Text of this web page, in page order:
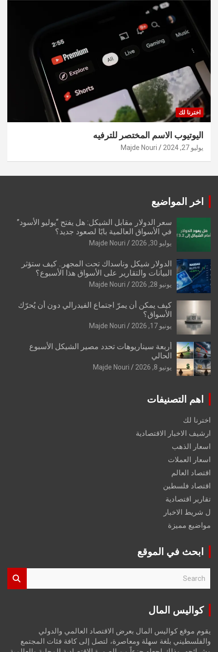
اخترنا لك
اليوتيوب الاسم المختصر للترفيه
يوليو 27, 2024 Majde Nouri
اخر المواضيع
سعر الدولار مقابل الشيكل: هل يفتح “يوليو الأسود”
في الأسواق العالمية بابًا لصعود جديد؟
يوليو 30, 2026 Majde Nouri
الدولار شيكل وناسداك تحت المجهر.. كيف ستؤثر
البيانات والتقارير على الأسواق هذا الأسبوع؟
يونيو 28, 2026 Majde Nouri
كيف يمكن أن يمرّ اجتماع الفيدرالي دون أن يُحرّك
الأسواق؟
يونيو 17, 2026 Majde Nouri
أربعة سيناريوهات تحدد مصير الشيكل الأسبوع
الحالي
يونيو 8, 2026 Majde Nouri
اهم التصنيفات
اخترنا لك
ارشيف الاخبار الاقتصادية
اسعار الذهب
اسعار العملات
اقتصاد العالم
اقتصاد فلسطين
تقارير اقتصادية
ل شريط الاخبار
مواضيع مميزة
ابحث في الموقع
r
كواليس المال
يقوم موقع كواليس المال بعرض الاقتصاد العالمي والدولي
والفلسطيني بلغة سهلة ومعاصرة، لتصل إلى كافة فئات المجتمع